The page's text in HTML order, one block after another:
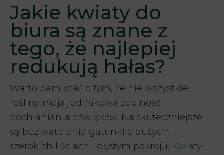
Jakie kwiaty do
biura są znane z
tego, że najlepiej
redukują hałas?
Warto pamiętać o tym, że nie wszystkie
rośliny mają jednakową zdolność
pochłaniania dźwięków. Najskuteczniejsze
są bez wątpienia gatunki o dużych,
szerokich liściach i gęstym pokroju. Kwiaty